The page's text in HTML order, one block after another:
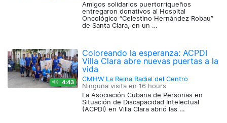
Amigos solidarios puertorriqueños
entregaron donativos al Hospital
Oncológico “Celestino Hernández Robau”
de Santa Clara, en un …
4:43
Coloreando la esperanza: ACPDI
Villa Clara abre nuevas puertas a la
vida
CMHW La Reina Radial del Centro
Ninguna visita en 16 hours
La Asociación Cubana de Personas en
Situación de Discapacidad Intelectual
(ACPDI) en Villa Clara abrió las …